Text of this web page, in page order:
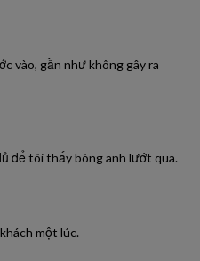
vào, gần như không gây ra
để tôi thấy bóng anh lướt qua.
một lúc.